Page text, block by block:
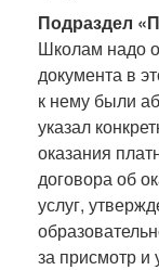
Подраздел
Школам надо
документа в
к нему были
указал
оказания
договора об
услуг,
за присмотр и